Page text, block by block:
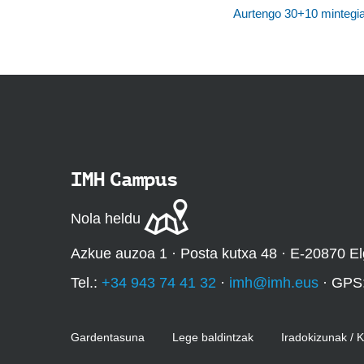
Aurtengo 30+10
IMH Campus
Nola heldu
Azkue auzoa 1 · Posta kutxa 48 · E-20870
Tel.: +34 943 74 41 32 · imh@imh.eus ·
Gardentasuna Lege baldintzak Iradokizunak /